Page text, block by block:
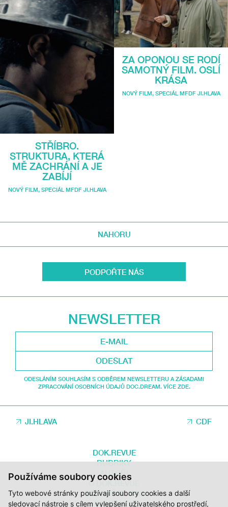
Používáme soubory cookies
Tyto webové stránky používají soubory cookies a další
sledovací nástroje s cílem vylepšení uživatelského prostředí,
STŘÍBRO.
STRUKTURA, KTERÁ
MĚ ZACHRÁNÍ A JE
ZABÍJÍ
NOVÝ FILM, SPECIÁL MFDF JI.HLAVA
ZA OPONOU SE RODÍ
SAMOTNÝ FILM. OSLÍ
KRÁSA
NOVÝ FILM, SPECIÁL MFDF JI.HLAVA
NAHORU
PODPOŘTE NÁS
NEWSLETTER
ODESLAT
ODESLÁNÍM SOUHLASÍM S ODBĚREM NEWSLETTERU A ZÁSADAMI
ZPRACOVÁNÍ OSOBNÍCH ÚDAJŮ DOC.DREAM. VÍCE ZDE.
JI.HLAVA CDF
DOK.REVUE
RUBRIKY
AUTOŘI
O DOK.REVUE
PODPOŘTE NÁS
KONTAKTY